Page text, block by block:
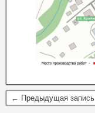
← Предыдущая запись